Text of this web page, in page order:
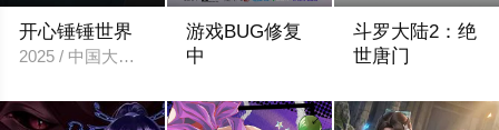
开心锤锤世界
2025 / 中国大陆 / 动画,国产动漫
游戏BUG修复
中
斗罗大陆2：绝
世唐门